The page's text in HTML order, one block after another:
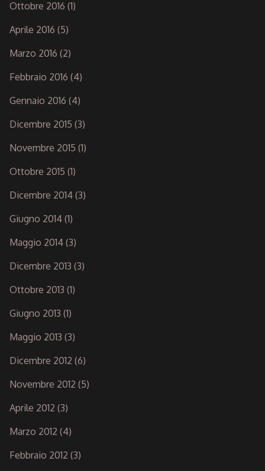
Ottobre 2016 (1)
Aprile 2016 (5)
Marzo 2016 (2)
Febbraio 2016 (4)
Gennaio 2016 (4)
Dicembre 2015 (3)
Novembre 2015 (1)
Ottobre 2015 (1)
Dicembre 2014 (3)
Giugno 2014 (1)
Maggio 2014 (3)
Dicembre 2013 (3)
Ottobre 2013 (1)
Giugno 2013 (1)
Maggio 2013 (3)
Dicembre 2012 (6)
Novembre 2012 (5)
Aprile 2012 (3)
Marzo 2012 (4)
Febbraio 2012 (3)